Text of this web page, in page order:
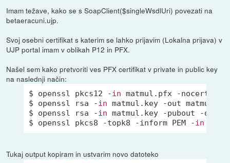
Imam težave, kako se s SoapClient($singleWsdlUri) povezati na
betaeracuni.ujp.
Svoj osebni certifikat s katerim se lahko prijavim (Lokalna prijava) v
UJP portal imam v oblikah P12 in PFX.
Našel sem kako pretvoriti ves PFX certifikat v private in public key
na naslednji način:
$ openssl pkcs12 -in matmul.pfx -nocerts -
$ openssl rsa -in matmul.key -out
$ openssl rsa -in matmul.key -pubout -out
$ openssl pkcs8 -topk8 -inform PEM -in
Tukaj output kopiram in ustvarim novo datoteko